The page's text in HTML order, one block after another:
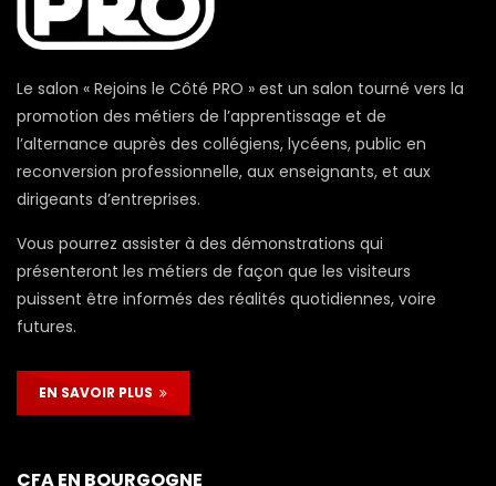
Le salon « Rejoins le Côté PRO » est un salon tourné vers la
promotion des métiers de l’apprentissage et de
l’alternance auprès des collégiens, lycéens, public en
reconversion professionnelle, aux enseignants, et aux
dirigeants d’entreprises.
Vous pourrez assister à des démonstrations qui
présenteront les métiers de façon que les visiteurs
puissent être informés des réalités quotidiennes, voire
futures.
EN SAVOIR PLUS
CFA EN BOURGOGNE